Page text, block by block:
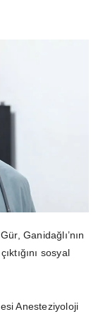
Ganidağlı’nın
sosyal
Anesteziyoloji